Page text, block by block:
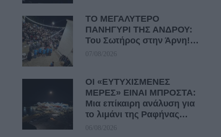
ΤΟ ΜΕΓΑΛΥΤΕΡΟ
ΠΑΝΗΓΥΡΙ ΤΗΣ ΑΝΔΡΟΥ:
Του Σωτήρος στην Άρνη!…
07/08/2026
ΟΙ «ΕΥΤΥΧΙΣΜΕΝΕΣ
ΜΕΡΕΣ» ΕΙΝΑΙ ΜΠΡΟΣΤΑ:
Μια επίκαιρη ανάλυση για
το λιμάνι της Ραφήνας…
06/08/2026